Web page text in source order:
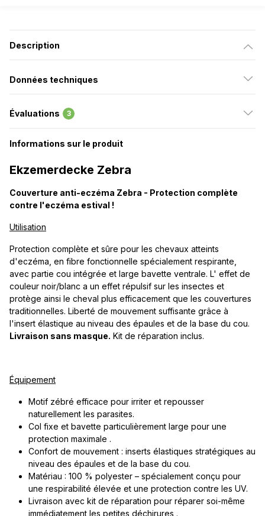
Description
Données techniques
Évaluations 3
Informations sur le produit
Ekzemerdecke Zebra
Couverture anti-eczéma Zebra - Protection complète
contre l'eczéma estival !
Utilisation
Protection complète et sûre pour les chevaux atteints
d'eczéma, en fibre fonctionnelle spécialement respirante,
avec partie cou intégrée et large bavette ventrale. L' effet de
couleur noir/blanc a un effet répulsif sur les insectes et
protège ainsi le cheval plus efficacement que les couvertures
traditionnelles. Liberté de mouvement suffisante grâce à
l'insert élastique au niveau des épaules et de la base du cou.
Livraison sans masque. Kit de réparation inclus.
Équipement
Motif zébré efficace pour irriter et repousser
naturellement les parasites.
Col fixe et bavette particulièrement large pour une
protection maximale .
Confort de mouvement : inserts élastiques stratégiques au
niveau des épaules et de la base du cou.
Matériau : 100 % polyester – spécialement conçu pour
une respirabilité élevée et une protection contre les UV.
Livraison avec kit de réparation pour réparer soi-même
immédiatement les petites déchirures .